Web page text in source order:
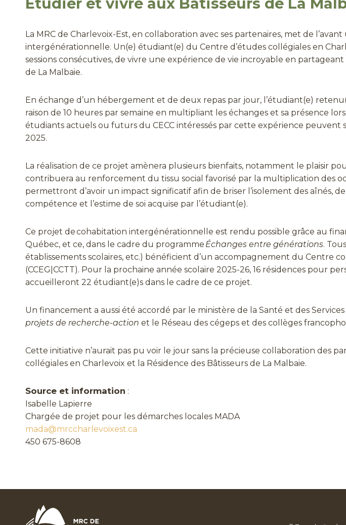
La MRC de Charlevoix-Est, en collaboration avec ses partenaires, met de
intergénérationnelle. Un(e) étudiant(e) du Centre d’études collégiales en
sessions consécutives, de vivre une expérience de vie incroyable en
de La Malbaie.
En échange d’un hébergement et de deux repas par jour, l’étudiant(e)
raison de 10 heures par semaine en multipliant les échanges et sa présence
étudiants actuels ou futurs du CECC intéressés par cette expérience peuvent
2025.
La réalisation de ce projet amènera plusieurs bienfaits, notamment le plaisir
contribuera au renforcement du tissu social favorisé par la multiplication des
permettront d’avoir un impact significatif afin de briser l’isolement des aînés,
compétence et l’estime de soi acquise par l’étudiant(e).
Ce projet de cohabitation intergénérationnelle est rendu possible grâce au
Québec, et ce, dans le cadre du programme Échanges entre générations.
établissements scolaires, etc.) bénéficient d’un accompagnement du Centre
(CCEG|CCTT). Pour la prochaine année scolaire 2025-26, 16 résidences pour
accueilleront 22 étudiant(e)s dans le cadre de ce projet.
Un financement a aussi été accordé par le ministère de la Santé et des
projets de recherche-action et le Réseau des cégeps et des collèges
Cette initiative n’aurait pas pu voir le jour sans la précieuse collaboration des
collégiales en Charlevoix et la Résidence des Bâtisseurs de La Malbaie.
Source et information :
Isabelle Lapierre
Chargée de projet pour les démarches locales MADA
mada@mrccharlevoixest.ca
450 675-8608